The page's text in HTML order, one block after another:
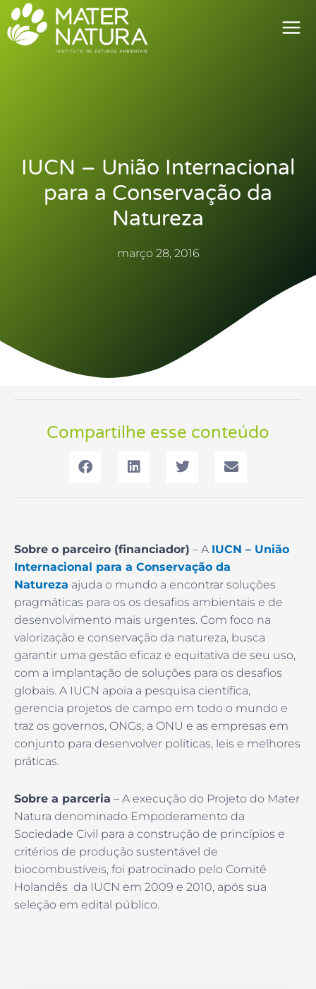
para
IUCN – União Internacional
para a Conservação da
Natureza
março 28, 2016
Compartilhe esse conteúdo
Sobre o parceiro (financiador) – A IUCN – União
Internacional para a Conservação da
Natureza ajuda o mundo a encontrar soluções
pragmáticas para os os desafios ambientais e de
desenvolvimento mais urgentes. Com foco na
valorização e conservação da natureza, busca
garantir uma gestão eficaz e equitativa de seu uso,
com a implantação de soluções para os desafios
globais. A IUCN apoia a pesquisa científica,
gerencia projetos de campo em todo o mundo e
traz os governos, ONGs, a ONU e as empresas em
conjunto para desenvolver políticas, leis e melhores
práticas.
Sobre a parceria – A execução do Projeto do Mater
Natura denominado Empoderamento da
Sociedade Civil para a construção de princípios e
critérios de produção sustentável de
biocombustíveis, foi patrocinado pelo Comitê
Holandês da IUCN em 2009 e 2010, após sua
seleção em edital público.